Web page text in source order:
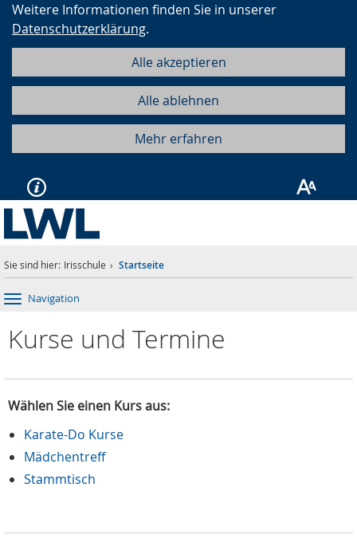
Weitere Informationen finden Sie in unserer
Datenschutzerklärung.
Alle akzeptieren
Alle ablehnen
Mehr erfahren
Sie sind hier: Irisschule Startseite
Navigation
Kurse und Termine
Wählen Sie einen Kurs aus:
Karate-Do Kurse
Mädchentreff
Stammtisch